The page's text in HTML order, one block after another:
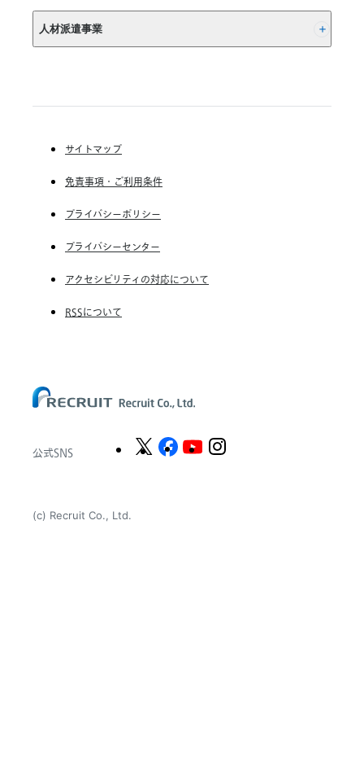
以
上
さ
(株) インディードリクルートパートナーズ
(株) インディードリクルートテクノロジーズ
人材派遣事業
RGF Staffing France SAS
RGF Staffing Germany GmbH
RGF Staffing the Netherlands B.V.
Unique NV
(c) Recruit Co., Ltd.
公式SNS
サイトマップ
免責事項・ご利用条件
プライバシーポリシー
プライバシーセンター
アクセシビリティの対応について
RSSについて